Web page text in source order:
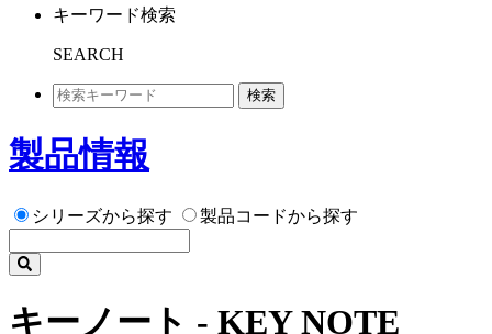
キーワード検索
SEARCH
検索
製品情報
シリーズから探す 製品コードから探す
キーノート - KEY NOTE